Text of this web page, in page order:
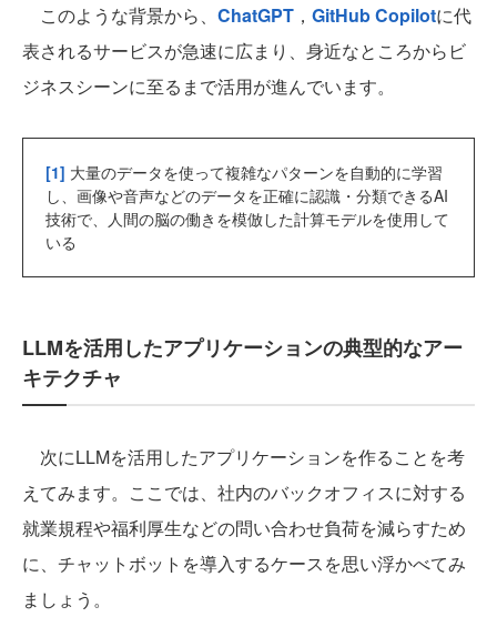
このような背景から、 ChatGPT ， GitHub Copilotに代
表されるサービスが急速に広まり、身近なところからビ
ジネスシーンに至るまで活用が進んでいます。
[1] 大量のデータを使って複雑なパターンを自動的に学習
し、画像や音声などのデータを正確に認識・分類できるAI
技術で、人間の脳の働きを模倣した計算モデルを使用して
いる
LLMを活用したアプリケーションの典型的なアー
キテクチャ
次にLLMを活用したアプリケーションを作ることを考
えてみます。ここでは、社内のバックオフィスに対する
就業規程や福利厚生などの問い合わせ負荷を減らすため
に、チャットボットを導入するケースを思い浮かべてみ
ましょう。